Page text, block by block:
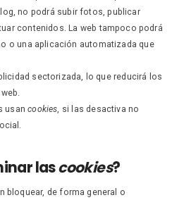
no podrá subir fotos, publicar
contenidos. La web tampoco podrá
o una aplicación automatizada que
sectorizada, lo que reducirá los
usancookies, si las desactiva no
lascookies?
bloquear, de forma general o